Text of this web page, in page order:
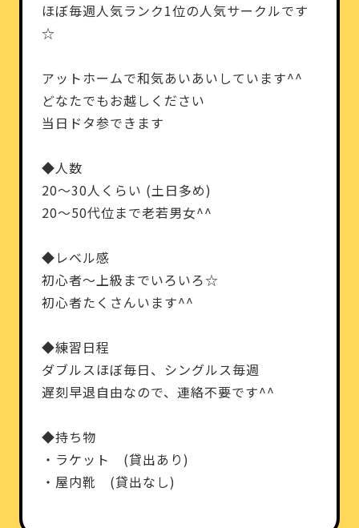
ほぼ毎週人気ランク1位の人気サークルです
☆
アットホームで和気あいあいしています^^
どなたでもお越しください
当日ドタ参できます
◆人数
20～30人くらい (土日多め)
20～50代位まで老若男女^^
◆レベル感
初心者～上級までいろいろ☆
初心者たくさんいます^^
◆練習日程
ダブルスほぼ毎日、シングルス毎週
遅刻早退自由なので、連絡不要です^^
◆持ち物
・ラケット (貸出あり)
・屋内靴 (貸出なし)